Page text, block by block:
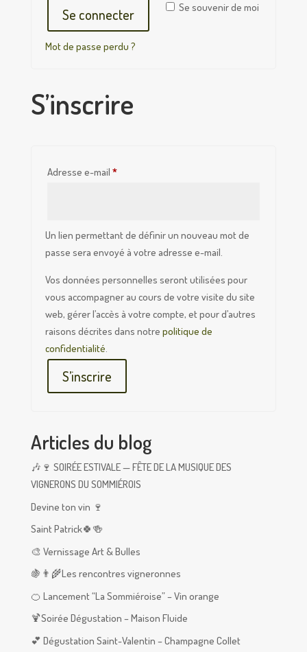
Se souvenir de moi
Se connecter
Mot de passe perdu ?
S’inscrire
Adresse e-mail *Obligatoire
Un lien permettant de définir un nouveau mot de
passe sera envoyé à votre adresse e-mail.
Vos données personnelles seront utilisées pour
vous accompagner au cours de votre visite du site
web, gérer l’accès à votre compte, et pour d’autres
raisons décrites dans notre politique de
confidentialité.
S’inscrire
Articles du blog
🎶🍷 SOIRÉE ESTIVALE — FÊTE DE LA MUSIQUE DES
VIGNERONS DU SOMMIÉROIS
Devine ton vin 🍷
Saint Patrick🍀🍻
🎨 Vernissage Art & Bulles
🍇👨‍🌾Les rencontres vigneronnes
🍊 Lancement “La Sommiéroise” – Vin orange
🍹Soirée Dégustation – Maison Fluide
💕 Dégustation Saint-Valentin – Champagne Collet